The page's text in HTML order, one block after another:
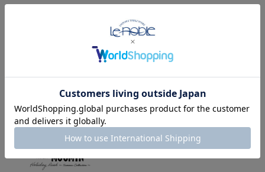
FEATURE
特集